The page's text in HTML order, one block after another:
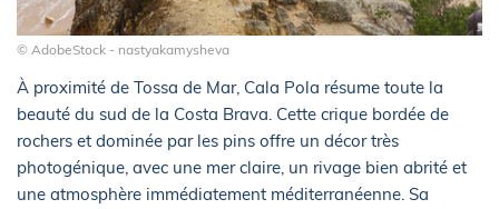
© AdobeStock - nastyakamysheva
À proximité de Tossa de Mar, Cala Pola résume toute la
beauté du sud de la Costa Brava. Cette crique bordée de
rochers et dominée par les pins offre un décor très
photogénique, avec une mer claire, un rivage bien abrité et
une atmosphère immédiatement méditerranéenne. Sa